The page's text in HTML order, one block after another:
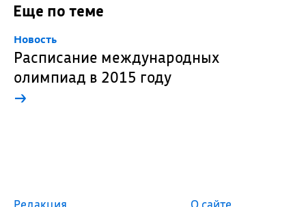
Еще по теме
Новость
Расписание международных
олимпиад в 2015 году
→
Редакция О сайте